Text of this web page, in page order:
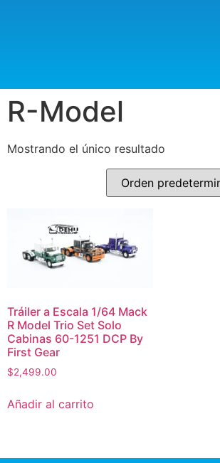
R-Model
Mostrando el único resultado
Tráiler a Escala 1/64 Mack
R Model Trio Set Solo
Cabinas 60-1251 DCP By
First Gear
$2,499.00
Añadir al carrito